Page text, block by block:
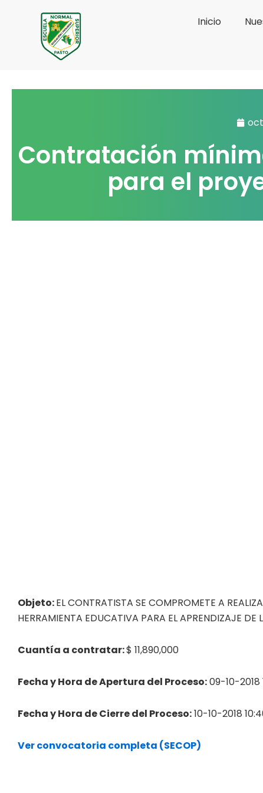
contenido
Inicio
Contratación
para el
Objeto:EL CONTRATISTA SE COMPROMETE A
HERRAMIENTA EDUCATIVA PARA EL APRENDIZAJE DE
Cuantía a contratar:$ 11,890,000
Fecha y Hora de Apertura del Proceso:09-10-2018
Fecha y Hora de Cierre del Proceso:10-10-2018
Ver convocatoria completa (SECOP)